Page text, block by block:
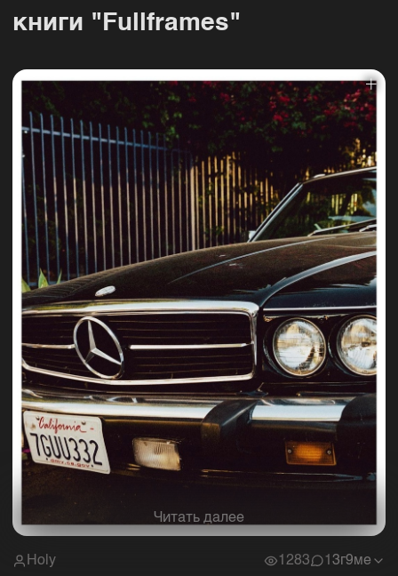
книги "Fullframes"
Читать далее
Holy 1283 1 3г9ме